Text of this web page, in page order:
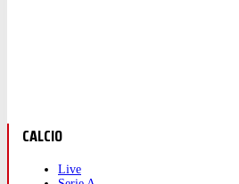
CALCIO
Live